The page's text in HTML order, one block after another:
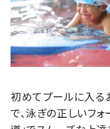
初めてプールに入る
で、泳ぎの正しいフ